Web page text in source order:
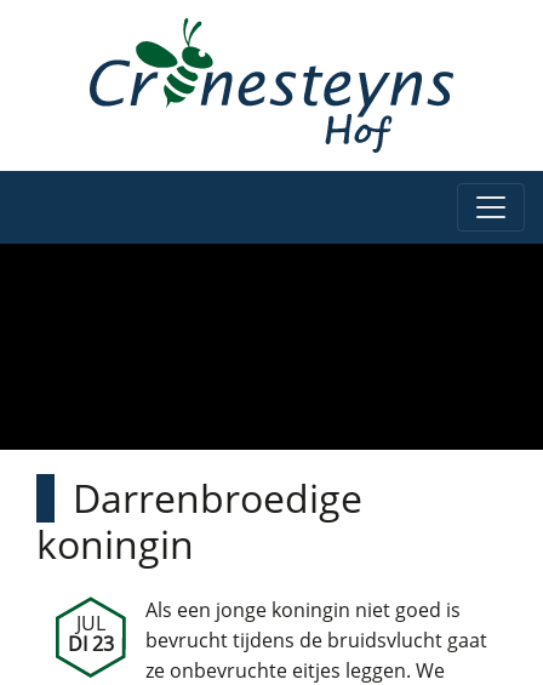
Darrenbroedige
koningin
JUL
DI 23
Als een jonge koningin niet goed is
bevrucht tijdens de bruidsvlucht gaat
ze onbevruchte eitjes leggen. We